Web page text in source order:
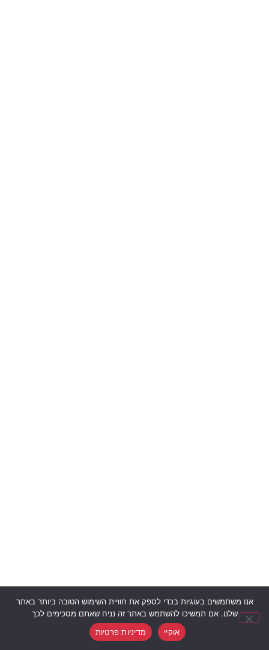
אנו משתמשים בעוגיות בכדי לספק את חוויית השימוש הטובה ביותר באתר
שלנו. אם תמשיכו להשתמש באתר זה נניח שאתם מסכימים לכך
אוקיי
מדיניות פרטיות